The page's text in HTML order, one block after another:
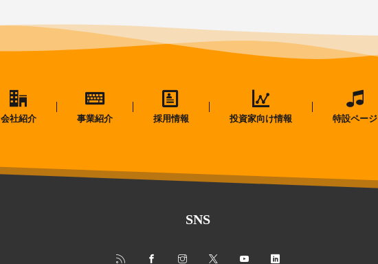
会社紹介 事業紹介 採用情報 投資家向け情報 特設ページ
SNS